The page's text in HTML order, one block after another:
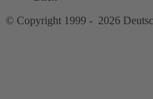
© Copyright 1999 - 2026